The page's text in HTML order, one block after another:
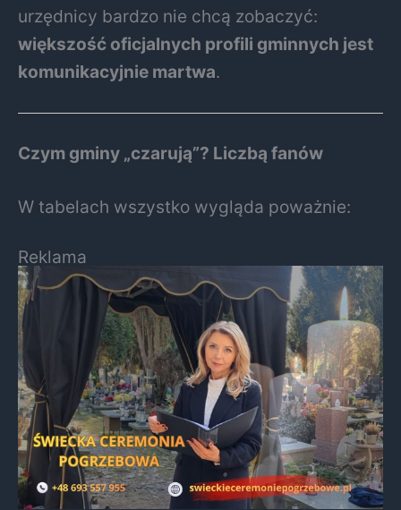
urzędnicy bardzo nie chcą zobaczyć:
większość oficjalnych profili gminnych jest
komunikacyjnie martwa.
Czym gminy „czarują”? Liczbą fanów
W tabelach wszystko wygląda poważnie:
Reklama